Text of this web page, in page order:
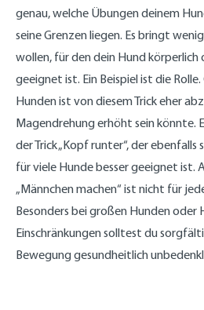
genau, welche Übungen deinem
seine Grenzen liegen. Es bringt
wollen, für den dein Hund
geeignet ist. Ein Beispiel ist die
Hunden ist von diesem Trick eher
Magendrehung erhöht sein könnte.
der Trick „Kopf runter“, der ebenfalls
für viele Hunde besser geeignet ist.
„Männchen machen“ ist nicht für
Besonders bei großen Hunden oder
Einschränkungen solltest du
Bewegung gesundheitlich